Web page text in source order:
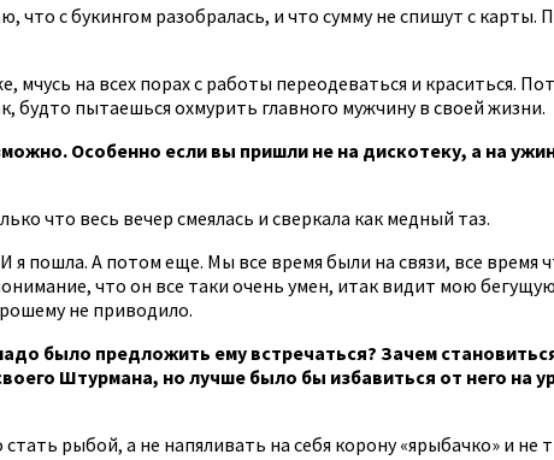
что с букингом разобралась, и что сумму не спишут с
мчусь на всех порах с работы переодеваться и краситься.
будто пытаешься охмурить главного мужчину в своей жизни.
Особенно если вы пришли не на дискотеку, а на
что весь вечер смеялась и сверкала как медный таз.
я пошла. А потом еще. Мы все время были на связи, все
что он все таки очень умен, итак видит мою
не приводило.
было предложить ему встречаться? Зачем
Штурмана, но лучше было бы избавиться от него на
рыбой, а не напяливать на себя корону «ярыбачко» и